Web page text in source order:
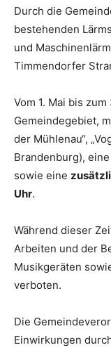
Durch die
bestehenden
und
Timmendorfer
Vom 1. Mai bis
Gemeindegebiet,
der Mühlenau“,
Brandenburg), eine
sowie eine
Uhr.
Während dieser
Arbeiten und der
Musikgeräten
verboten.
Die
Einwirkungen